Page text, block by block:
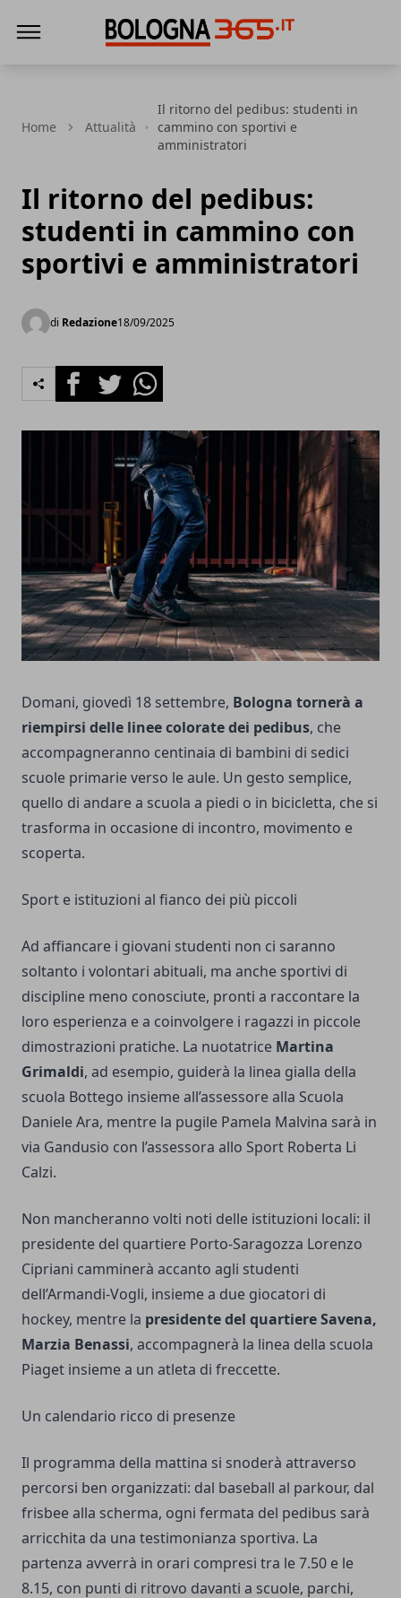
Home Attualità
Il ritorno del pedibus: studenti in
cammino con sportivi e
amministratori
Il ritorno del pedibus:
studenti in cammino con
sportivi e amministratori
di Redazione18/09/2025
FacebookTwitterWhatsapp
Domani, giovedì 18 settembre, Bologna tornerà a
riempirsi delle linee colorate dei pedibus, che
accompagneranno centinaia di bambini di sedici
scuole primarie verso le aule. Un gesto semplice,
quello di andare a scuola a piedi o in bicicletta, che si
trasforma in occasione di incontro, movimento e
scoperta.
Sport e istituzioni al fianco dei più piccoli
Ad affiancare i giovani studenti non ci saranno
soltanto i volontari abituali, ma anche sportivi di
discipline meno conosciute, pronti a raccontare la
loro esperienza e a coinvolgere i ragazzi in piccole
dimostrazioni pratiche. La nuotatrice Martina
Grimaldi, ad esempio, guiderà la linea gialla della
scuola Bottego insieme all’assessore alla Scuola
Daniele Ara, mentre la pugile Pamela Malvina sarà in
via Gandusio con l’assessora allo Sport Roberta Li
Calzi.
Non mancheranno volti noti delle istituzioni locali: il
presidente del quartiere Porto-Saragozza Lorenzo
Cipriani camminerà accanto agli studenti
dell’Armandi-Vogli, insieme a due giocatori di
hockey, mentre la presidente del quartiere Savena,
Marzia Benassi, accompagnerà la linea della scuola
Piaget insieme a un atleta di freccette.
Un calendario ricco di presenze
Il programma della mattina si snoderà attraverso
percorsi ben organizzati: dal baseball al parkour, dal
frisbee alla scherma, ogni fermata del pedibus sarà
arricchita da una testimonianza sportiva. La
partenza avverrà in orari compresi tra le 7.50 e le
8.15, con punti di ritrovo davanti a scuole, parchi,